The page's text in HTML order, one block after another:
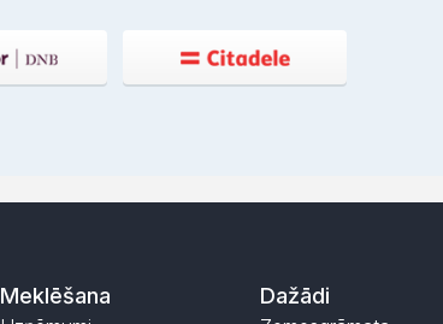
Meklēšana Dažādi